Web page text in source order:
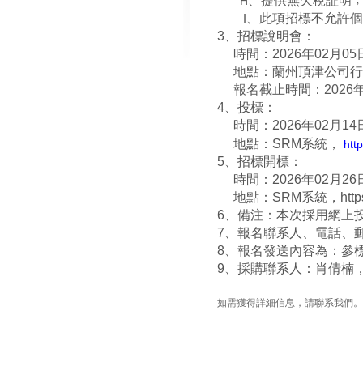
I、 此項招標不允許
3、招標說明會：
時間：2026年02月05
地點： 蘭州頂津公司
報名截止時間：2026
4、投標：
時間：2026年02月14
地點：SRM系統，
5、招標開標：
時間：2026年02月26
地點：SRM系統，
6、備注：本次採用網上
7、報名聯系人、電話、
8、報名發送內容為：參
9、採購聯系人：肖倩楠
如需獲得詳細信息，請聯系我們。